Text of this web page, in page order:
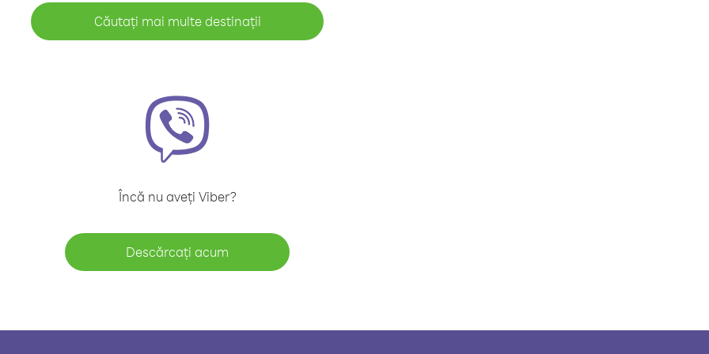
Căutați mai multe destinații
Încă nu aveți Viber?
Descărcați acum